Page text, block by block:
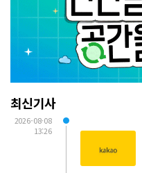
최신기사
2026-08-08
13:26